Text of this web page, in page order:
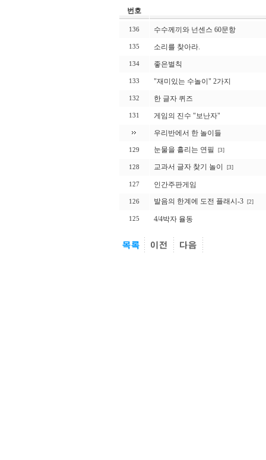
번호
136 수수께끼와 넌센스 60문항
135 소리를 찾아라.
134 좋은벌칙
133 "재미있는 수놀이" 2가지
132 한 글자 퀴즈
131 게임의 진수 "보난자"
우리반에서 한 놀이들
129 눈물을 흘리는 연필 [3]
128 교과서 글자 찾기 놀이 [3]
127 인간주판게임
126 발음의 한계에 도전 플래시-3 [2]
125 4/4박자 율동